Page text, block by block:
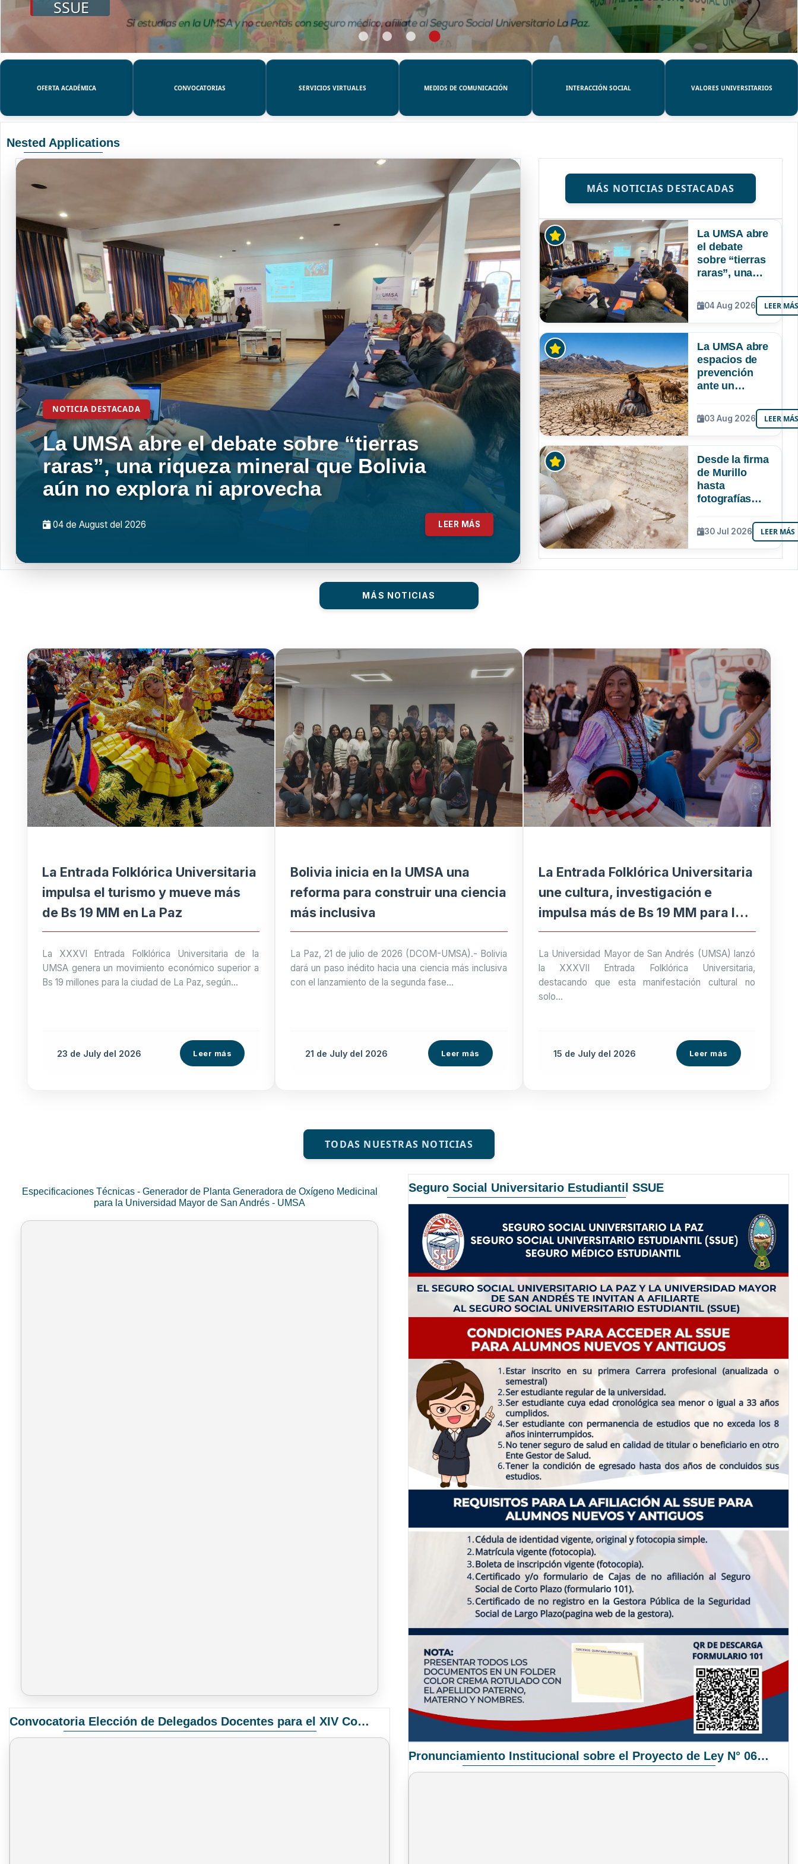
SSUE
OFERTA ACADÉMICA CONVOCATORIAS SERVICIOS VIRTUALES MEDIOS DE COMUNICACIÓN INTERACCIÓN SOCIAL VALORES UNIVERSITARIOS
Nested Applications
NOTICIA DESTACADA
La UMSA abre el debate sobre “tierras
raras”, una riqueza mineral que Bolivia
aún no explora ni aprovecha
04 de August del 2026 LEER MÁS
MÁS NOTICIAS DESTACADAS
La UMSA abre
el debate
sobre “tierras
raras”, una
mineral que
Bolivia aún no
explora ni
04 Aug 2026 LEER
La UMSA abre
espacios de
prevención
ante un
Niño que
podría superar
a los tres
Bolivia
03 Aug 2026 LEER
Desde la firma
de Murillo
hasta
fotografías
UMSA
resguarda 6
joyas de la
30 Jul 2026 LEER MÁS
MÁS NOTICIAS
La Entrada Folklórica Universitaria
impulsa el turismo y mueve más
de Bs 19 MM en La Paz
La XXXVI Entrada Folklórica Universitaria de la
UMSA genera un movimiento económico superior a
Bs 19 millones para la ciudad de La Paz, según...
23 de July del 2026 Leer más
Bolivia inicia en la UMSA una
reforma para construir una ciencia
más inclusiva
La Paz, 21 de julio de 2026 (DCOM-UMSA).- Bolivia
dará un paso inédito hacia una ciencia más inclusiva
con el lanzamiento de la segunda fase...
21 de July del 2026 Leer más
La Entrada Folklórica Universitaria
une cultura, investigación e
impulsa más de Bs 19 MM para la
economía paceña
La Universidad Mayor de San Andrés (UMSA) lanzó
la XXXVII Entrada Folklórica Universitaria,
destacando que esta manifestación cultural no
solo...
15 de Julydel 2026 Leer más
TODAS NUESTRAS NOTICIAS
Especificaciones Técnicas - Generador de Planta Generadora de Oxígeno Medicinal
para la Universidad Mayor de San Andrés - UMSA
Convocatoria Elección de Delegados Docentes para el XIV Congreso Nacional de Universidades
Seguro Social Universitario Estudiantil SSUE
Pronunciamiento Institucional sobre el Proyecto de Ley N° 068/2025-2026 C.S.